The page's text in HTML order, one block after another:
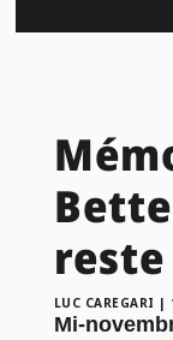
LUC CAREGARI |
Mi-